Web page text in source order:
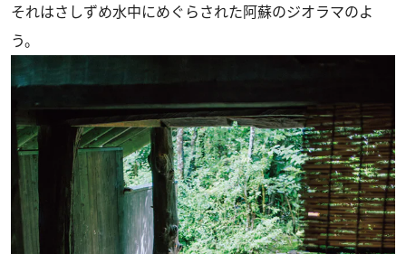
それはさしずめ水中にめぐらされた阿蘇のジオラマのよ
う。